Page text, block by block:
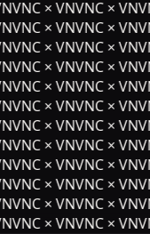
× VNVNC ×
× VNVNC ×
× VNVNC ×
× VNVNC ×
× VNVNC ×
× VNVNC ×
× VNVNC ×
× VNVNC ×
× VNVNC ×
× VNVNC ×
× VNVNC ×
× VNVNC ×